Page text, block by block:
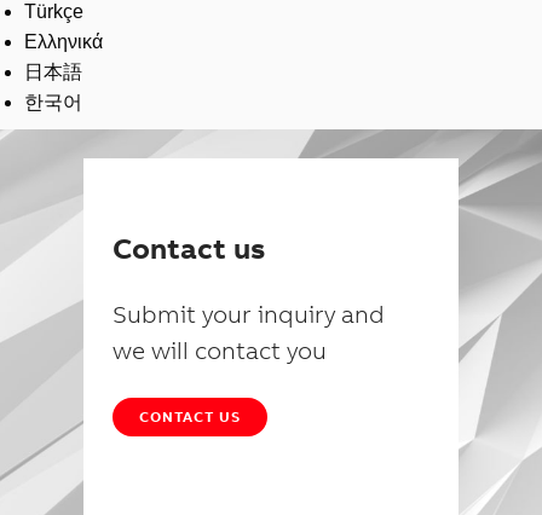
Türkçe
Ελληνικά
日本語
한국어
Contact us
Submit your inquiry and
we will contact you
CONTACT US